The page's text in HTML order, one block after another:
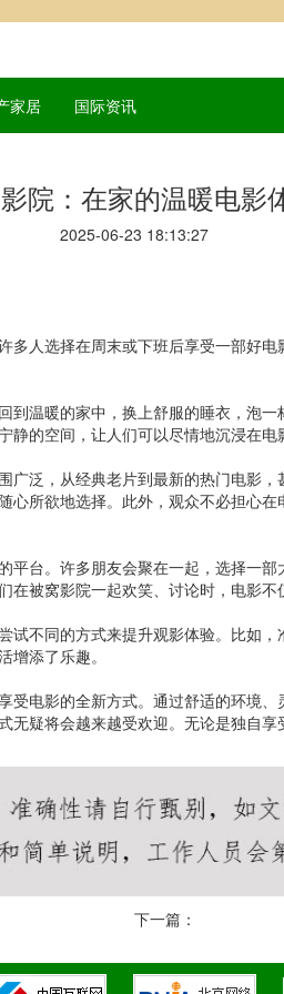
家居 国际资讯
院：在家的温暖电影
2025-06-23 18:13:27
人选择在周末或下班后享受一部好
温暖的家中，换上舒服的睡衣，泡
的空间，让人们可以尽情地沉浸在电
泛，从经典老片到最新的热门电影
所欲地选择。此外，观众不必担心
台。许多朋友会聚在一起，选择一
被窝影院一起欢笑、讨论时，电影不
不同的方式来提升观影体验。比如
添了乐趣。
电影的全新方式。通过舒适的环境
疑将会越来越受欢迎。无论是独自
下一篇：